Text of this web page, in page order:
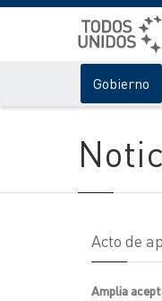
Gobierno
Acto de
Amplia